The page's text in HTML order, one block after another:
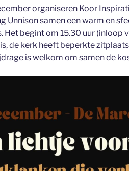
organiseren Koor
Unnison samen een warm en
Het begint om 15.30 uur (inloop
de kerk heeft beperkte
is welkom om samen de